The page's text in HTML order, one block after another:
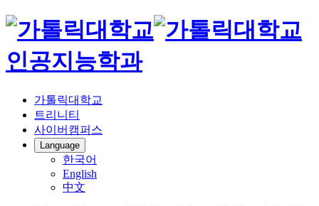
인공지능학과
가톨릭대학교
트리니티
사이버캠퍼스
Language
한국어
English
中文